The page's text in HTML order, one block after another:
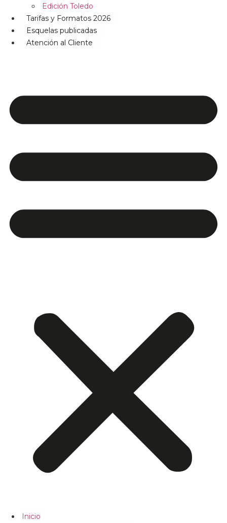
Edición Toledo
Tarifas y Formatos 2026
Esquelas publicadas
Atención al Cliente
Inicio